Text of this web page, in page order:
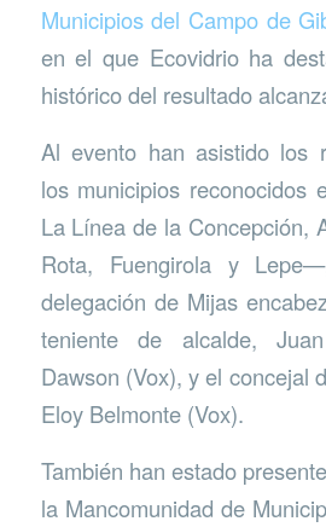
Municipios del Campo de
en el que Ecovidrio ha
histórico del resultado
Al evento han asistido los
los municipios
La Línea de la Concepción,
Rota, Fuengirola y
delegación de Mijas
teniente de alcalde,
Dawson (Vox), y el concejal
Eloy Belmonte (Vox).
También han estado
la Mancomunidad de